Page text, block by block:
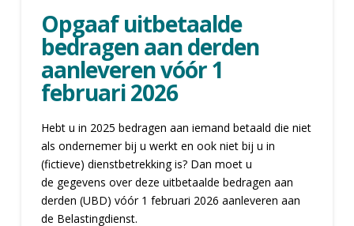
Opgaaf uitbetaalde
bedragen aan derden
aanleveren vóór 1
februari 2026
Hebt u in 2025 bedragen aan iemand betaald die niet
als ondernemer bij u werkt en ook niet bij u in
(fictieve) dienstbetrekking is? Dan moet u
de gegevens over deze uitbetaalde bedragen aan
derden (UBD) vóór 1 februari 2026 aanleveren aan
de Belastingdienst.